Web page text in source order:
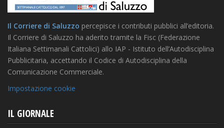
Il Corriere di Saluzzo percepisce i contributi pubblici all’editoria.
Il Corriere di Saluzzo ha aderito tramite la Fisc (Federazione
Italiana Settimanali Cattolici) allo IAP - Istituto dell’Autodisciplina
Pubblicitaria, accettando il Codice di Autodisciplina della
Comunicazione Commerciale.
Impostazione cookie
IL GIORNALE